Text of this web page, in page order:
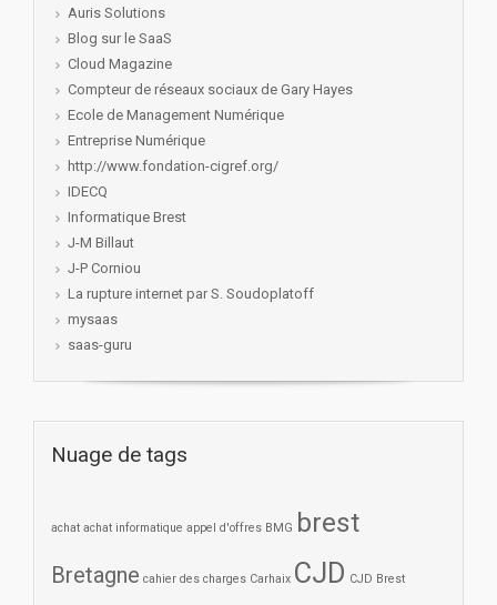
Auris Solutions
Blog sur le SaaS
Cloud Magazine
Compteur de réseaux sociaux de Gary Hayes
Ecole de Management Numérique
Entreprise Numérique
http://www.fondation-cigref.org/
IDECQ
Informatique Brest
J-M Billaut
J-P Corniou
La rupture internet par S. Soudoplatoff
mysaas
saas-guru
Nuage de tags
achat achat informatique appel d'offres BMG brest
Bretagne cahier des charges Carhaix CJD CJD Brest